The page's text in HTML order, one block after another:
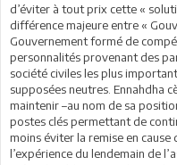
d’éviter à tout prix cette «
différence majeure entre «
Gouvernement formé de
personnalités provenant des
société civiles les plus
supposées neutres. Ennahdha
maintenir –au nom de sa
postes clés permettant de
moins éviter la remise en
l’expérience du lendemain de